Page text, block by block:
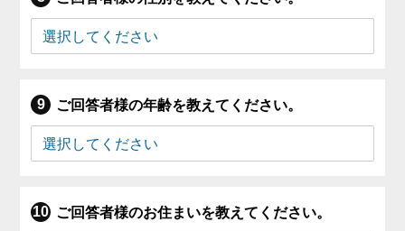
ご回答者様の年齢を教えてください。
ご回答者様のお住まいを教えてください。